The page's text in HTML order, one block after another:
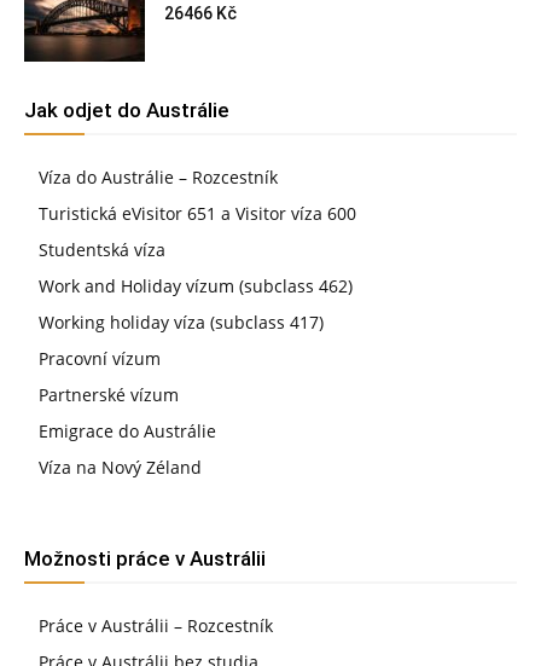
26466 Kč
Jak odjet do Austrálie
Víza do Austrálie – Rozcestník
Turistická eVisitor 651 a Visitor víza 600
Studentská víza
Work and Holiday vízum (subclass 462)
Working holiday víza (subclass 417)
Pracovní vízum
Partnerské vízum
Emigrace do Austrálie
Víza na Nový Zéland
Možnosti práce v Austrálii
Práce v Austrálii – Rozcestník